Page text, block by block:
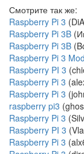
Смотрите так же:
Raspberry Pi 3
Raspberry Pi 3B
Raspberry Pi 3B
Raspberry Pi 3
Raspberry PI 3
Raspberry Pi 3
Raspberry Pi 3
raspberry pi3
Raspberry Pi 3
Raspberry PI 3
Raspberry Pi 3